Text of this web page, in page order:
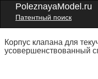
PoleznayaModel.ru
Патентный поиск
Корпус клапана для
усовершенствованный